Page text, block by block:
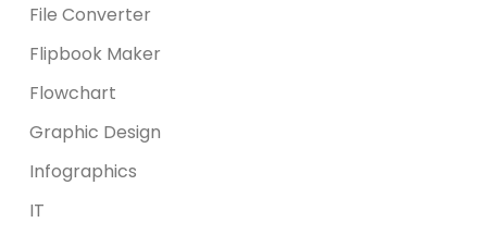
File Converter
Flipbook Maker
Flowchart
Graphic Design
Infographics
IT